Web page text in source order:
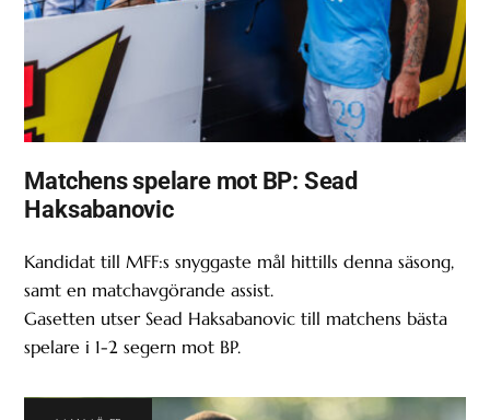
Matchens spelare mot BP: Sead
Haksabanovic
Kandidat till MFF:s snyggaste mål hittills denna säsong,
samt en matchavgörande assist.
Gasetten utser Sead Haksabanovic till matchens bästa
spelare i 1-2 segern mot BP.